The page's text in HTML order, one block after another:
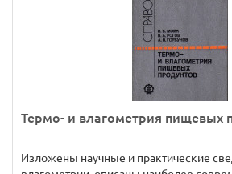
Термо- и влагометрия пищевых
Изложены научные и практические